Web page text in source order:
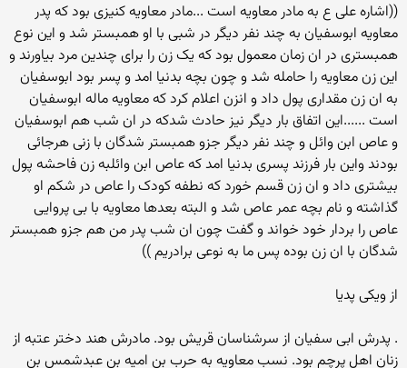
((اشاره علی ع به مادر معاویه است ...مادر معاویه کنیزی بود که پدر
معاویه ابوسفیان به چند نفر دیگر در شبی با او همبستر شد و این نوع
همبستری در ان زمان معمول بود که یک زن را برای چندین مرد بیاورند و
این زن معاویه را حامله شد و چون بچه بدنیا امد و پسر بود ابوسفیان
به ان زن مقداری پول داد و انزن اعلام کرد که معاویه ماله ابوسفیان
است ......این اتفاق بار دیگر نیز حادث شدکه در ان شب هم ابوسفیان
و عاص ابن وائل و چند نفر دیگر جزو همبستر شدگان با زنی هرجائی
بودند واین بار فرزند پسری بدنیا امد که عاص ابن وائلبه زن فاحشه پول
بیشتری داد و ان زن قسم خورد که نطفه کودک را عاص در شکم او
گذاشته و نام بچه عمر عاص شد و البته بعدها معاویه با بی پروایی
عاص را بردار خود خواند و گفت چون ان شب پدر من هم جزو همبستر
شدگان با ان زن بوده پس ما به نوعی برادریم ))
از ویکی پدیا
. پدرش ابی سفیان از سرشناسان قریش بود. مادرش هند دختر عتبه از
زنان اهل پرچم بود. نسب معاویه به حرب بن امیه بن عبدشمس بن